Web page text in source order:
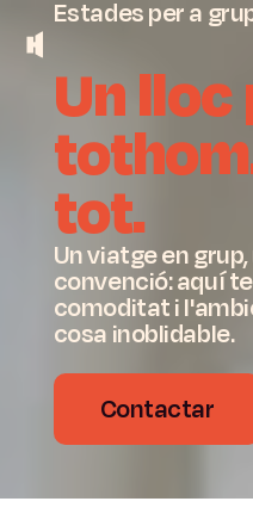
Estadespera
Unlloc
tot.
Un viatge en
convenció: aquí
comoditat i
cosa inoblidable.
Contactar